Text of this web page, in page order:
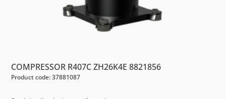
COMPRESSOR R407C ZH26K4E 8821856
Product code: 37881087